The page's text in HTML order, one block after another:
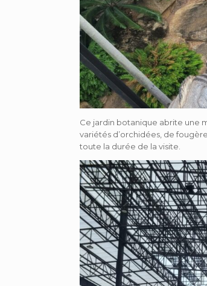
Ce jardin botanique abrite une
variétés d’orchidées, de
toute la durée de la visite.